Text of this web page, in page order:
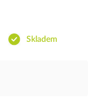
Skladem